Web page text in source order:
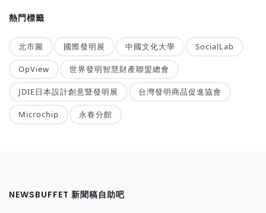
熱門標籤
北市圖 國際發明展 中國文化大學 SocialLab
OpView 世界發明智慧財產聯盟總會
JDIE日本設計創意暨發明展 台灣發明商品促進協會
Microchip 永春分館
NEWSBUFFET 新聞稿自助吧